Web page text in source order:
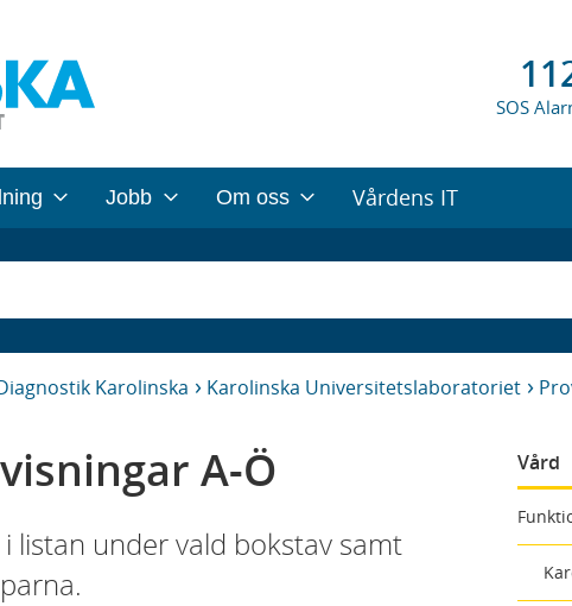
SOS
Jobb Om oss Vårdens IT
Karolinska Karolinska Universitetslaboratoriet
Vård
A-Ö
listan under vald bokstav samt